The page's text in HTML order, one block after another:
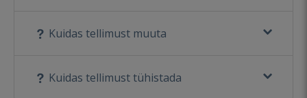
Kuidas tellimust muuta
Kuidas tellimust tühistada